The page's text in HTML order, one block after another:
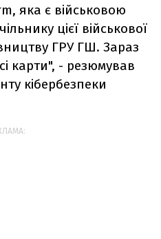
яка є військовою
цієї військової
ГРУ ГШ. Зараз
карти", - резюмував
кібербезпеки